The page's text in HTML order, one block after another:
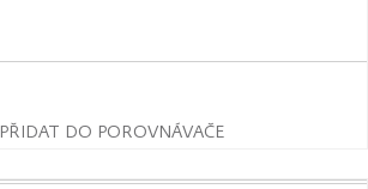
PŘIDAT DO POROVNÁVAČE